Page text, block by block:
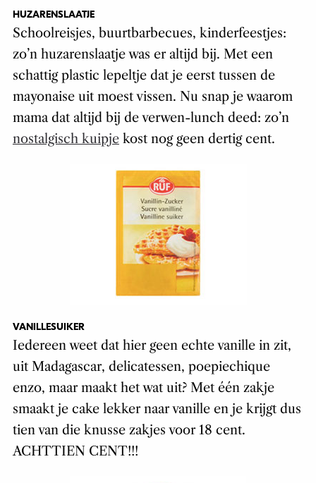
HUZARENSLAATJE
Schoolreisjes, buurtbarbecues, kinderfeestjes:
zo’n huzarenslaatje was er altijd bij. Met een
schattig plastic lepeltje dat je eerst tussen de
mayonaise uit moest vissen. Nu snap je waarom
mama dat altijd bij de verwen-lunch deed: zo’n
nostalgisch kuipjekost nog geen dertig cent.
VANILLESUIKER
Iedereen weet dat hier geen echte vanille in zit,
uit Madagascar, delicatessen, poepiechique
enzo, maar maakt het wat uit? Met één zakje
smaakt je cake lekker naar vanille en je krijgt dus
tien van die knusse zakjes voor 18 cent.
ACHTTIEN CENT!!!